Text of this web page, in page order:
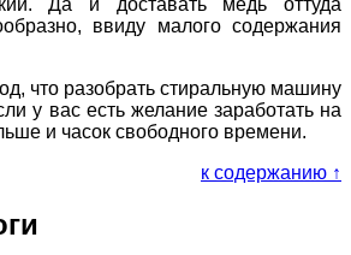
ввиду малого содержания
что разобрать стиральную машину
у вас есть желание заработать на
и часок свободного времени.
к содержанию ↑